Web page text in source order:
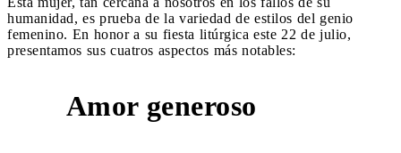
humanidad, es prueba de la variedad de estilos del genio
femenino. En honor a su fiesta litúrgica este 22 de julio,
presentamos sus cuatros aspectos más notables:
Amor generoso